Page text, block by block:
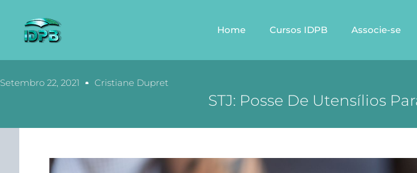
Home Cursos IDPB Associe-se
Setembro 22, 2021 Cristiane Dupret
STJ: Posse De Utensílios